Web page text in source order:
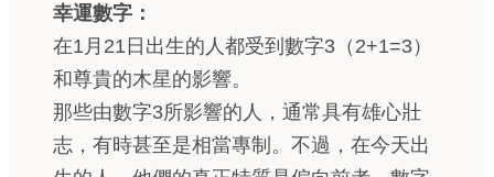
幸運數字：
在1月21日出生的人都受到數字3（2+1=3）
和尊貴的木星的影響。
那些由數字3所影響的人，通常具有雄心壯
志，有時甚至是相當專制。不過，在今天出